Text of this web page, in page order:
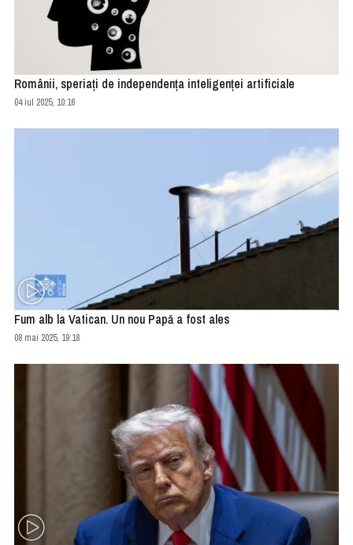
Românii, speriaţi de independenţa inteligenţei artificiale
04 iul 2025, 10:16
Fum alb la Vatican. Un nou Papă a fost ales
08 mai 2025, 19:18